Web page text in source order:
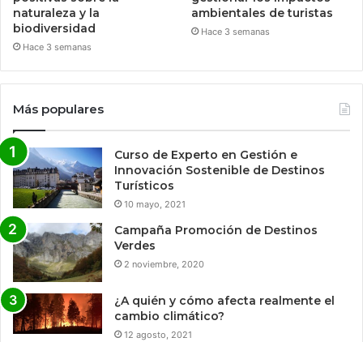
naturaleza y la
biodiversidad
Hace 3 semanas
ambientales de turistas
Hace 3 semanas
Más populares
Curso de Experto en Gestión e
Innovación Sostenible de Destinos
Turísticos
10 mayo, 2021
Campaña Promoción de Destinos
Verdes
2 noviembre, 2020
¿A quién y cómo afecta realmente el
cambio climático?
12 agosto, 2021